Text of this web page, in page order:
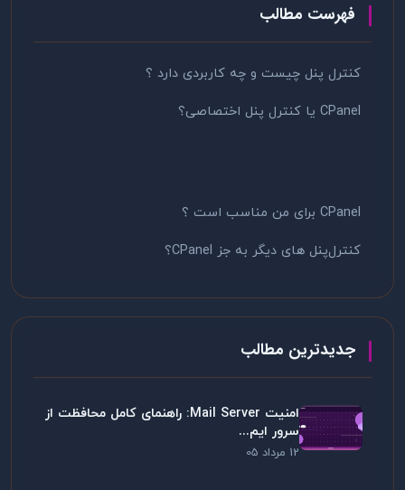
فهرست مطالب
کنترل‌ پنل چیست و چه کاربردی دارد ؟
CPanel یا کنترل پنل اختصاصی؟
CPanel برای من مناسب است ؟
کنترل‌پنل های دیگر به جز CPanel؟
جدیدترین مطالب
امنیت Mail Server: راهنمای کامل محافظت از
سرور ایم...
12 مرداد 05